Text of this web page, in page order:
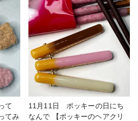
と繋がりたい #ヘアアクセサリ
ー
て
てみ
11月11日 ポッキーの日にち
なんで 【ポッキーのヘアクリ